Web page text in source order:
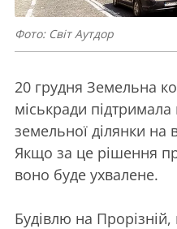
Фото: Світ Аутдор
20 грудня Земельна
міськради
земельної ділянки на
Якщо за це рішення
воно буде ухвалене.
Будівлю на